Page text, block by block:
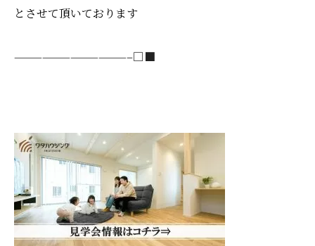
とさせて頂いております
————————————–□■